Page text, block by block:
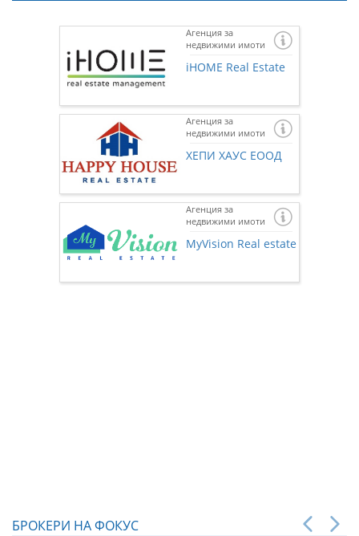
Агенция за
недвижими имоти
iHOME Real Estate
Агенция за
недвижими имоти
ХЕПИ ХАУС ЕООД
Агенция за
недвижими имоти
MyVision Real estate
БРОКЕРИ НА ФОКУС